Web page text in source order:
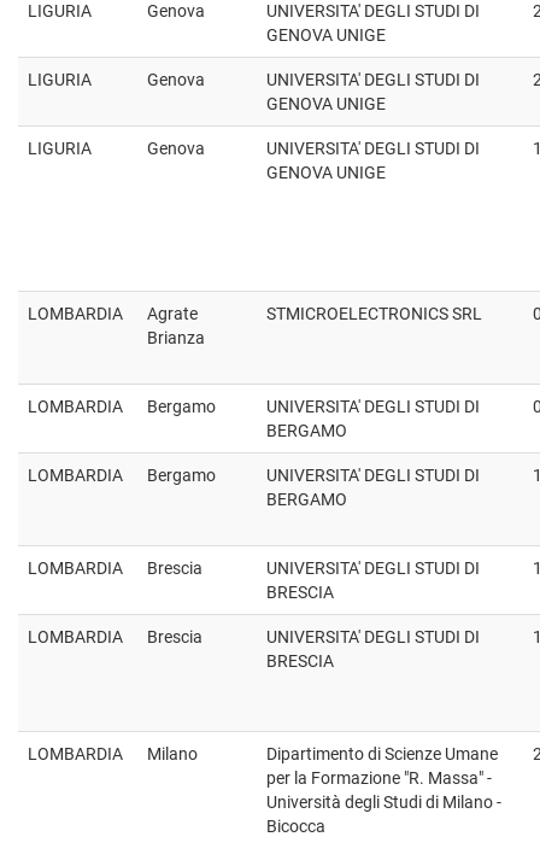
LIGURIA Genova
UNIVERSITA' DEGLI STUDI DI
GENOVA UNIGE
LIGURIA Genova
UNIVERSITA' DEGLI STUDI DI
GENOVA UNIGE
LIGURIA Genova
UNIVERSITA' DEGLI STUDI DI
GENOVA UNIGE
LOMBARDIA
Agrate
Brianza
STMICROELECTRONICS SRL
LOMBARDIA Bergamo
UNIVERSITA' DEGLI STUDI DI
BERGAMO
LOMBARDIA Bergamo
UNIVERSITA' DEGLI STUDI DI
BERGAMO
LOMBARDIA Brescia
UNIVERSITA' DEGLI STUDI DI
BRESCIA
LOMBARDIA Brescia
UNIVERSITA' DEGLI STUDI DI
BRESCIA
LOMBARDIA Milano
Dipartimento di Scienze Umane
per la Formazione "R. Massa" -
Università degli Studi di Milano -
Bicocca